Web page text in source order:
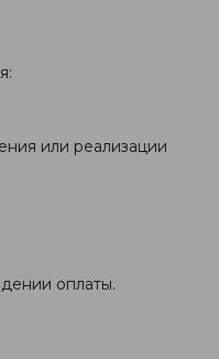
или реализации
оплаты.